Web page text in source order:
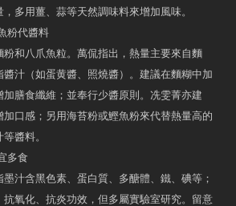
多用薑、蒜等天然調味料來增加風味。
粉代醬料
和八爪魚粒。萬侃指出，熱量主要來自麵
汁（如蛋黄醬、照燒醬）。建議在麵糊中加
加膳食纖維；並奉行少醬原則。冼雯菁亦建
口感；另用海苔粉或鰹魚粉來代替熱量高的
醬料。
多食
汁含黑色素、蛋白質、多醣體、鐵、碘等；
氧化、抗炎功效，但多屬實驗室研究。留意